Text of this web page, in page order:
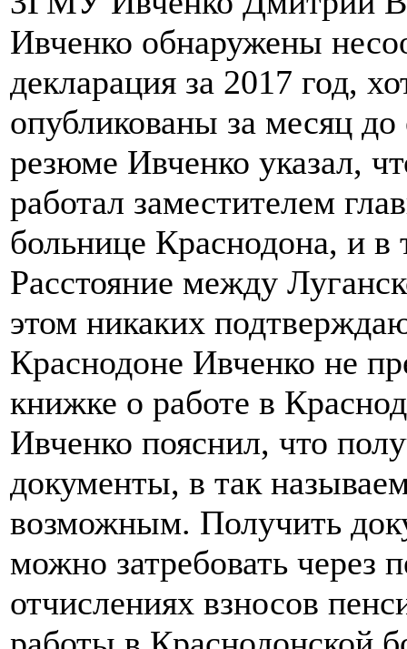
Ивченко обнаружены
декларация за 2017 год,
опубликованы за месяц
резюме Ивченко указал,
работал заместителем
больнице Краснодона, и в
Расстояние между
этом никаких
Краснодоне Ивченко не
книжке о работе в
Ивченко пояснил, что
документы, в так
возможным. Получить
можно затребовать через
отчислениях взносов